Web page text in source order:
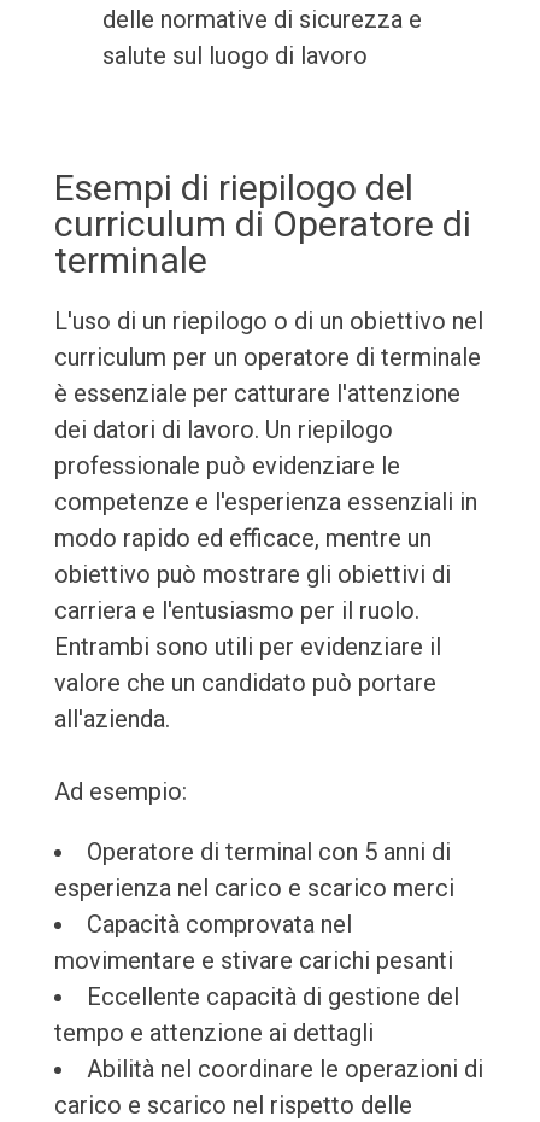
delle normative di sicurezza e
salute sul luogo di lavoro
Esempi di riepilogo del
curriculum di Operatore di
terminale
L'uso di un riepilogo o di un obiettivo nel
curriculum per un operatore di terminale
è essenziale per catturare l'attenzione
dei datori di lavoro. Un riepilogo
professionale può evidenziare le
competenze e l'esperienza essenziali in
modo rapido ed efficace, mentre un
obiettivo può mostrare gli obiettivi di
carriera e l'entusiasmo per il ruolo.
Entrambi sono utili per evidenziare il
valore che un candidato può portare
all'azienda.
Ad esempio:
Operatore di terminal con 5 anni di
esperienza nel carico e scarico merci
Capacità comprovata nel
movimentare e stivare carichi pesanti
Eccellente capacità di gestione del
tempo e attenzione ai dettagli
Abilità nel coordinare le operazioni di
carico e scarico nel rispetto delle